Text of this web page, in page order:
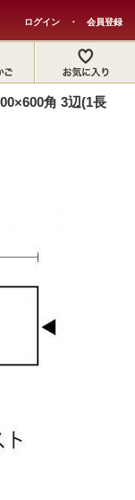
ログイン ・ 会員登録
角 3辺(1長